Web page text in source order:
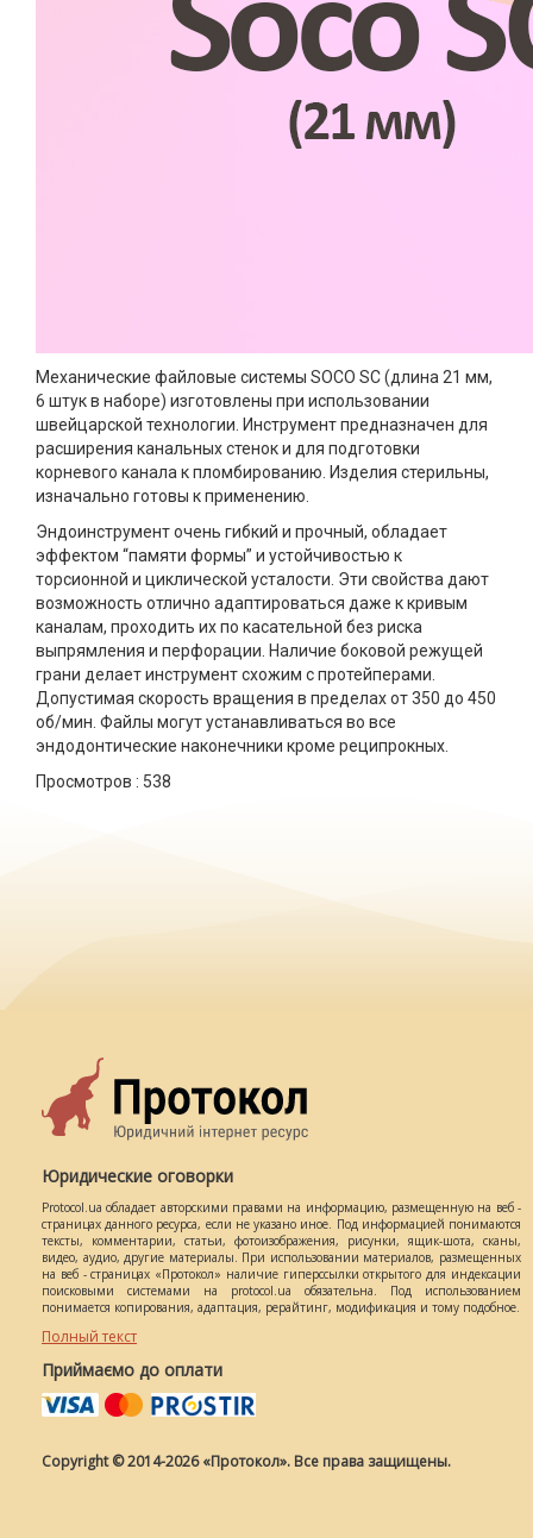
Механические файловые системы SOCO SC (длина 21 мм,
6 штук в наборе) изготовлены при использовании
швейцарской технологии. Инструмент предназначен для
расширения канальных стенок и для подготовки
корневого канала к пломбированию. Изделия стерильны,
изначально готовы к применению.
Эндоинструмент очень гибкий и прочный, обладает
эффектом “памяти формы” и устойчивостью к
торсионной и циклической усталости. Эти свойства дают
возможность отлично адаптироваться даже к кривым
каналам, проходить их по касательной без риска
выпрямления и перфорации. Наличие боковой режущей
грани делает инструмент схожим с протейперами.
Допустимая скорость вращения в пределах от 350 до 450
об/мин. Файлы могут устанавливаться во все
эндодонтические наконечники кроме реципрокных.
Просмотров : 538
Юридические оговорки
Protocol.ua обладает авторскими правами на информацию, размещенную на веб -
страницах данного ресурса, если не указано иное. Под информацией понимаются
тексты, комментарии, статьи, фотоизображения, рисунки, ящик-шота, сканы,
видео, аудио, другие материалы. При использовании материалов, размещенных
на веб - страницах «Протокол» наличие гиперссылки открытого для индексации
поисковыми системами на protocol.ua обязательна. Под использованием
понимается копирования, адаптация, рерайтинг, модификация и тому подобное.
Полный текст
Приймаємо до оплати
Copyright © 2014-2026 «Протокол». Все права защищены.